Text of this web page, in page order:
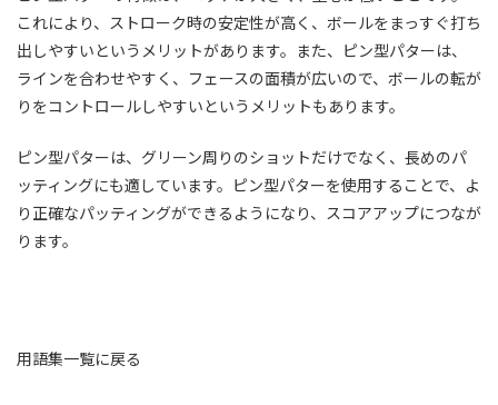
これにより、ストローク時の安定性が高く、ボールをまっすぐ打ち
出しやすいというメリットがあります。また、ピン型パターは、
ラインを合わせやすく、フェースの面積が広いので、ボールの転が
りをコントロールしやすいというメリットもあります。
ピン型パターは、グリーン周りのショットだけでなく、長めのパ
ッティングにも適しています。ピン型パターを使用することで、よ
り正確なパッティングができるようになり、スコアアップにつなが
ります。
用語集一覧に戻る